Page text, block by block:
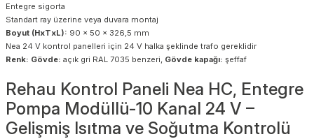
Entegre sigorta
Standart ray üzerine veya duvara montaj
Boyut (HxTxL): 90 x 50 x 326,5 mm
Nea 24 V kontrol panelleri için 24 V halka şeklinde trafo gereklidir
Renk: Gövde: açık gri RAL 7035 benzeri, Gövde kapağı: şeffaf
Rehau Kontrol Paneli Nea HC, Entegre
Pompa Modüllü-10 Kanal 24 V –
Gelişmiş Isıtma ve Soğutma Kontrolü